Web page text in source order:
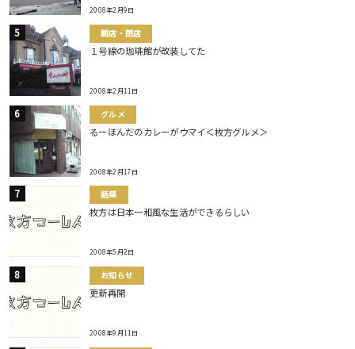
2008年2月9日
開店・閉店
１号線の珈琲館が改装してた
2008年2月11日
グルメ
るーほんだのカレーがウマイ＜枚方グルメ＞
2008年2月17日
話題
枚方は日本一和風な生活ができるらしい
2008年5月2日
お知らせ
更新再開
2008年9月11日